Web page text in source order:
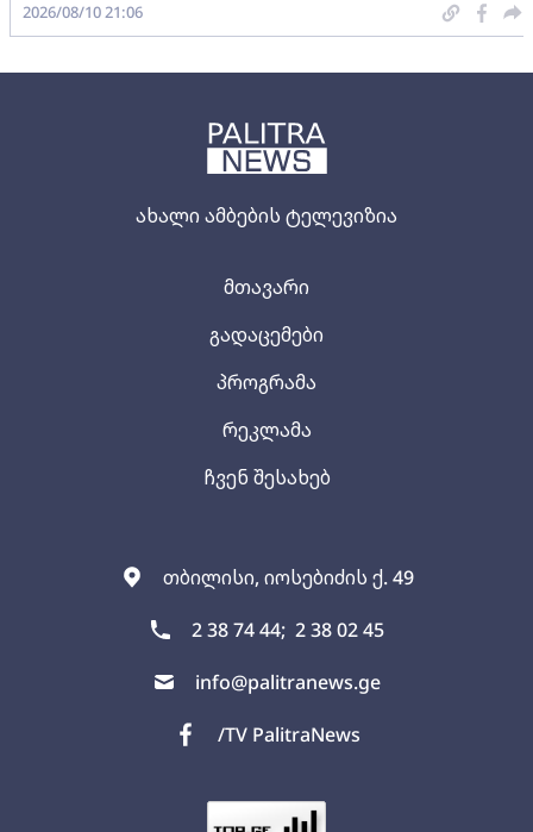
ახალი ამბების ტელევიზია
თბილისი, იოსებიძის ქ. 49
2 38 74 44; 2 38 02 45
info@palitranews.ge
/TV PalitraNews
მთავარი
გადაცემები
პროგრამა
რეკლამა
ჩვენ შესახებ
2026/08/10 21:06